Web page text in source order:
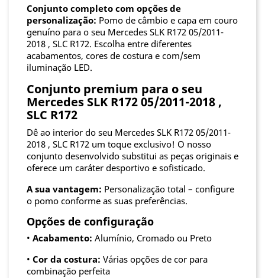
Conjunto completo com opções de
personalização: Pomo de câmbio e capa em couro
genuíno para o seu Mercedes SLK R172 05/2011-
2018 , SLC R172. Escolha entre diferentes
acabamentos, cores de costura e com/sem
iluminação LED.
Conjunto premium para o seu
Mercedes SLK R172 05/2011-2018 ,
SLC R172
Dê ao interior do seu Mercedes SLK R172 05/2011-
2018 , SLC R172 um toque exclusivo! O nosso
conjunto desenvolvido substitui as peças originais e
oferece um caráter desportivo e sofisticado.
A sua vantagem: Personalização total – configure
o pomo conforme as suas preferências.
Opções de configuração
• Acabamento: Alumínio, Cromado ou Preto
• Cor da costura: Várias opções de cor para
combinação perfeita